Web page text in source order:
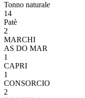
Tonno naturale
14
Patè
2
MARCHI
AS DO MAR
1
CAPRI
1
CONSORCIO
2